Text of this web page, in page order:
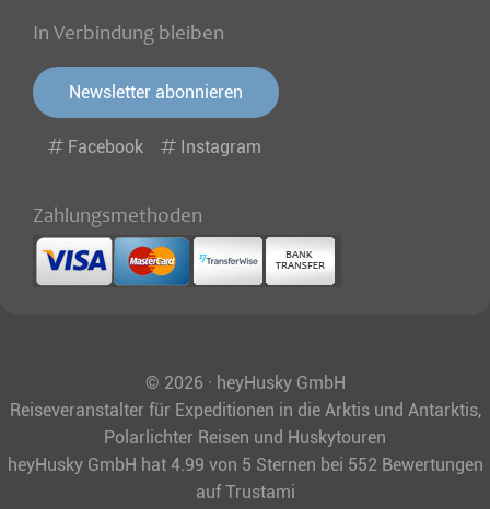
In Verbindung bleiben
Newsletter abonnieren
Facebook Instagram
Zahlungsmethoden
© 2026 · heyHusky GmbH
Reiseveranstalter für Expeditionen in die Arktis und Antarktis,
Polarlichter Reisen und Huskytouren
heyHusky GmbH hat 4.99 von 5 Sternen bei 552 Bewertungen
auf Trustami